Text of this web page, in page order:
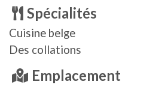
Spécialités
Cuisine belge
Des collations
Emplacement